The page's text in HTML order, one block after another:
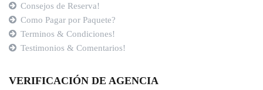
Consejos de Reserva!
Como Pagar por Paquete?
Terminos & Condiciones!
Testimonios & Comentarios!
VERIFICACIÓN DE AGENCIA